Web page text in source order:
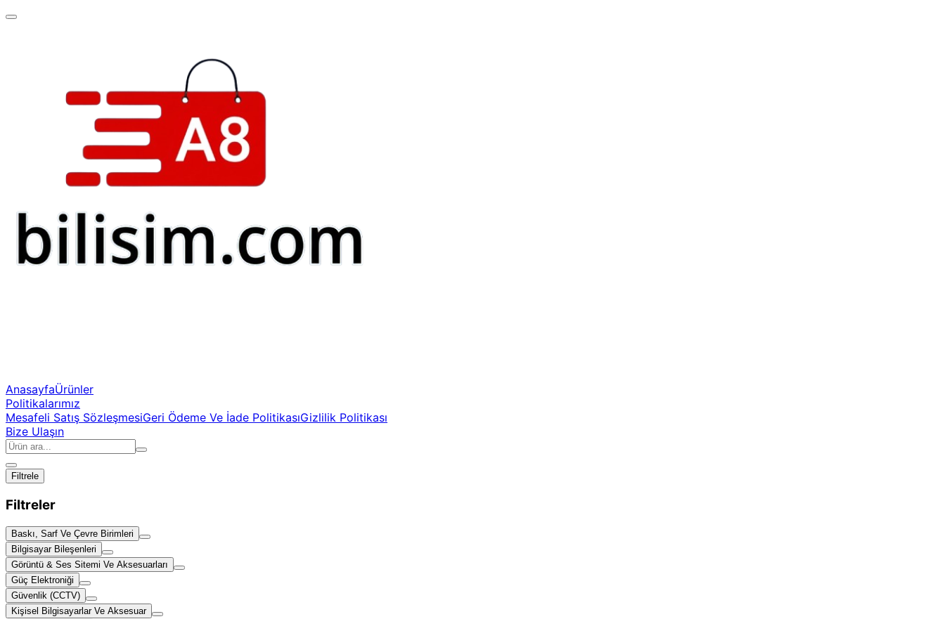
AnasayfaÜrünler
Politikalarımız
Mesafeli Satış SözleşmesiGeri Ödeme Ve İade PolitikasıGizlilik Politikası
Bize Ulaşın
Filtrele
Filtreler
Baskı, Sarf Ve Çevre Birimleri
Bilgisayar Bileşenleri
Görüntü & Ses Sitemi Ve Aksesuarları
Güç Elektroniği
Güvenlik (CCTV)
Kişisel Bilgisayarlar Ve Aksesuar